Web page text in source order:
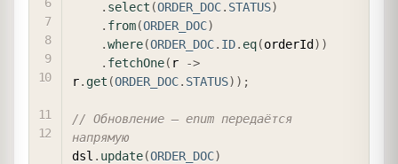
. select (ORDER_DOC. STATUS)
. from(ORDER_DOC)
.where(ORDER_DOC. ID. eq(orderId ) )
. fetchOne( r
->
r. get (ORDER_DOC. STATUS) ) ;
// Обновление — enum передаётся
напрямую
dsl . update(ORDER_DOC)